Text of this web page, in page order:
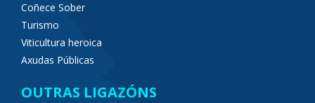
Coñece Sober
Turismo
Viticultura heroica
Axudas Públicas
OUTRAS LIGAZÓNS